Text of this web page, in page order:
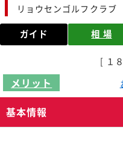
リョウセンゴルフクラブ
ガイド 相 場
[ １
メリット
基本情報